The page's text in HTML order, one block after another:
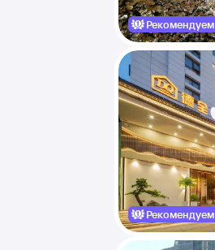
Рекомендуем
Рекомендуем